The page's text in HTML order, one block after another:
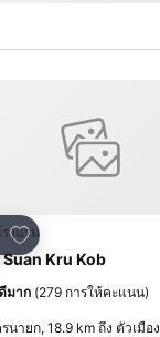
เพิ่มในรายการโปรด
รงแรม
Suan Kru Kob
มาก (279 การให้คะแนน)
นายก, 18.9 km ถึง ตัวเมือง